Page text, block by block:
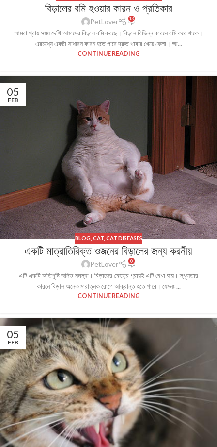
বিড়ালের বমি হওয়ার কারন ও প্রতিকার
PetLover 13
আমরা প্রায় সময় দেখি আমাদের বিড়াল বমি করছে। বিড়াল বিভিন্ন কারনে বমি করে থাকে।
এরমধ্যে একটা সাধারন কারন হতে পারে দ্রুত খাবার খেয়ে ফেলা। আ...
CONTINUE READING
05
FEB
BLOG CAT, CAT DISEASES
একটি মাত্রাতিরিক্ত ওজনের বিড়ালের জন্য করনীয়
PetLover 0
এটি একটি অতিপুষ্টি জনিত সমস্যা। বিড়ালের ক্ষেত্রে প্রায়ই এটি দেখা যায়। স্থূলতার
কারনে বিড়াল অনেক মারাত্নক রোগে আক্রান্ত হতে পারে। যেমনঃ ...
CONTINUE READING
05
FEB